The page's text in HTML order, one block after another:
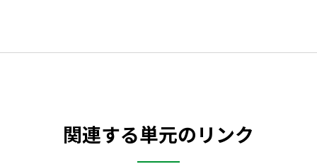
関連する単元のリンク